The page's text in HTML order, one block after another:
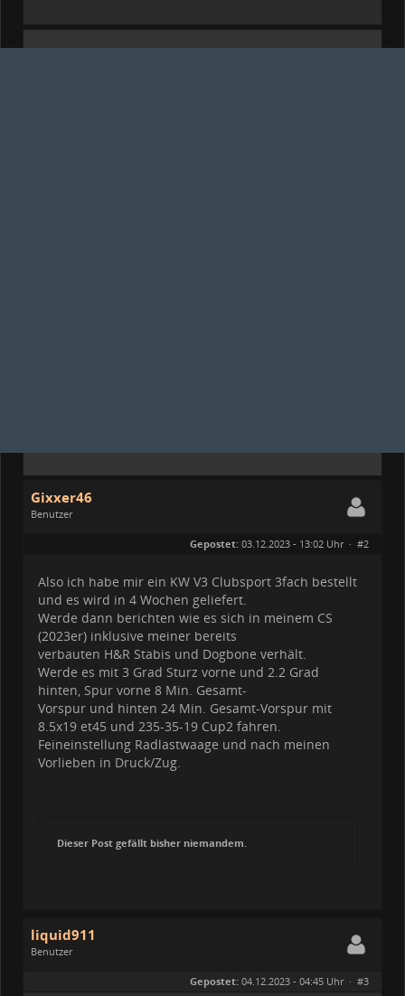
Gixxer46
Benutzer
Gepostet: 03.12.2023 - 13:02 Uhr · #2
Also ich habe mir ein KW V3 Clubsport 3fach bestellt
und es wird in 4 Wochen geliefert.
Werde dann berichten wie es sich in meinem CS
(2023er) inklusive meiner bereits
verbauten H&R Stabis und Dogbone verhält.
Werde es mit 3 Grad Sturz vorne und 2.2 Grad
hinten, Spur vorne 8 Min. Gesamt-
Vorspur und hinten 24 Min. Gesamt-Vorspur mit
8.5x19 et45 und 235-35-19 Cup2 fahren.
Feineinstellung Radlastwaage und nach meinen
Vorlieben in Druck/Zug.
Dieser Post gefällt bisher niemandem.
liquid911
Benutzer
Gepostet: 04.12.2023 - 04:45 Uhr · #3